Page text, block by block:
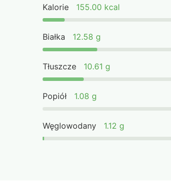
Kalorie 155.00 kcal
Białka 12.58 g
Tłuszcze 10.61 g
Popiół 1.08 g
Węglowodany 1.12 g